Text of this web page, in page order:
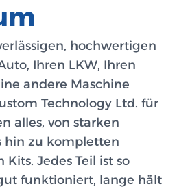
hochwertigen
Ihren LKW, Ihren
andere Maschine
Technology Ltd. für
alles, von starken
hin zu kompletten
Jedes Teil ist so
funktioniert, lange hält